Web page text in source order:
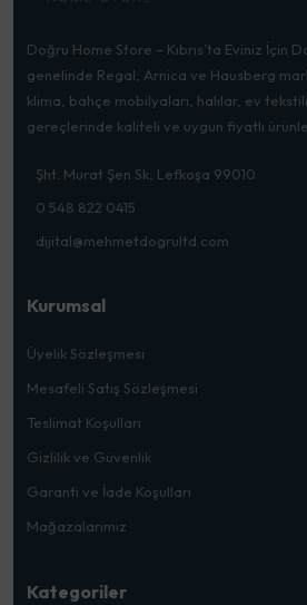
Doğru Home Store – Kıbrıs’ta Eviniz İçin
genelinde Regal, Arnica ve Hausberg
klima, bahçe mobilyaları, halılar, ev
gereçlerinde kaliteli ve uygun fiyatlı
Şht. Murat Şen Sk, Lefkoşa 99010
0 548 822 0415
dijital@mehmetdogrultd.com
Kurumsal
Üyelik Sözleşmesi
Mesafeli Satış Sözleşmesi
Teslimat Koşulları
Gizlilik ve Güvenlik
Garanti ve İade Koşulları
Mağazalarımız
Kategoriler